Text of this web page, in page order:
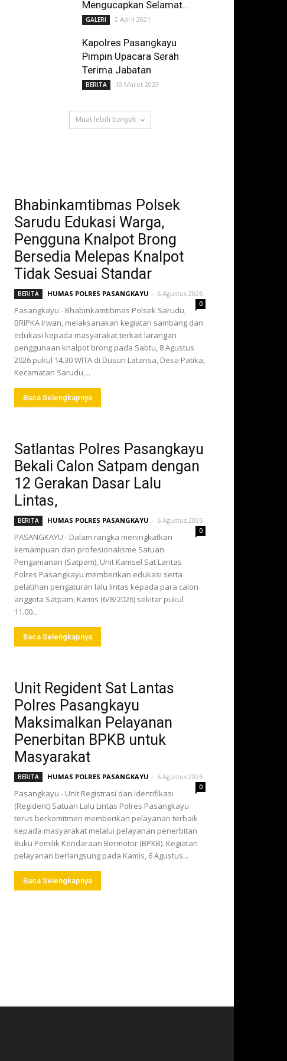
Mengucapkan Selamat...
GALERI 2 April 2021
Kapolres Pasangkayu
Pimpin Upacara Serah
Terima Jabatan
BERITA 10 Maret 2023
Muat lebih banyak
Bhabinkamtibmas Polsek
Sarudu Edukasi Warga,
Pengguna Knalpot Brong
Bersedia Melepas Knalpot
Tidak Sesuai Standar
BERITA HUMAS POLRES PASANGKAYU - 6 Agustus 2026
0
Pasangkayu - Bhabinkamtibmas Polsek Sarudu,
BRIPKA Irwan, melaksanakan kegiatan sambang dan
edukasi kepada masyarakat terkait larangan
penggunaan knalpot brong pada Sabtu, 8 Agustus
2026 pukul 14.30 WITA di Dusun Latansa, Desa Patika,
Kecamatan Sarudu,...
Baca Selengkapnya
Satlantas Polres Pasangkayu
Bekali Calon Satpam dengan
12 Gerakan Dasar Lalu
Lintas,
BERITA HUMAS POLRES PASANGKAYU - 6 Agustus 2026
0
PASANGKAYU - Dalam rangka meningkatkan
kemampuan dan profesionalisme Satuan
Pengamanan (Satpam), Unit Kamsel Sat Lantas
Polres Pasangkayu memberikan edukasi serta
pelatihan pengaturan lalu lintas kepada para calon
anggota Satpam, Kamis (6/8/2026) sekitar pukul
11.00...
Baca Selengkapnya
Unit Regident Sat Lantas
Polres Pasangkayu
Maksimalkan Pelayanan
Penerbitan BPKB untuk
Masyarakat
BERITA HUMAS POLRES PASANGKAYU - 6 Agustus 2026
0
Pasangkayu - Unit Registrasi dan Identifikasi
(Regident) Satuan Lalu Lintas Polres Pasangkayu
terus berkomitmen memberikan pelayanan terbaik
kepada masyarakat melalui pelayanan penerbitan
Buku Pemilik Kendaraan Bermotor (BPKB). Kegiatan
pelayanan berlangsung pada Kamis, 6 Agustus...
Baca Selengkapnya